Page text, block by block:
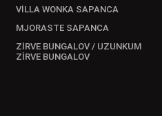
VİLLA WONKA SAPANCA
MJORASTE SAPANCA
ZİRVE BUNGALOV / UZUNKUM
ZİRVE BUNGALOV